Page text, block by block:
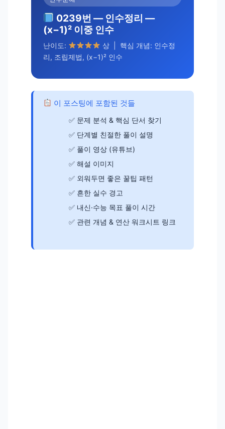
0239번 — 인수정리 —
(x−1)² 이중 인수
난이도:
상 | 핵심 개념: 인수정
리, 조립제법, (x−1)² 인수
이 포스팅에 포함된 것들
문제 분석 & 핵심 단서 찾기
단계별 친절한 풀이 설명
풀이 영상 (유튜브)
해설 이미지
외워두면 좋은 꿀팁 패턴
흔한 실수 경고
내신·수능 목표 풀이 시간
관련 개념 & 연산 워크시트 링크